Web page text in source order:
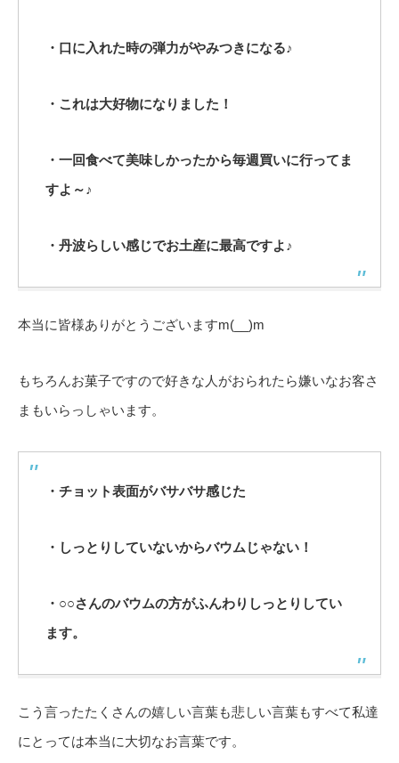
・口に入れた時の弾力がやみつきになる♪
・これは大好物になりました！
・一回食べて美味しかったから毎週買いに行ってま
すよ～♪
・丹波らしい感じでお土産に最高ですよ♪
本当に皆様ありがとうございますm(__)m
もちろんお菓子ですので好きな人がおられたら嫌いなお客さ
まもいらっしゃいます。
・チョット表面がバサバサ感じた
・しっとりしていないからバウムじゃない！
・○○さんのバウムの方がふんわりしっとりしてい
ます。
こう言ったたくさんの嬉しい言葉も悲しい言葉もすべて私達
にとっては本当に大切なお言葉です。